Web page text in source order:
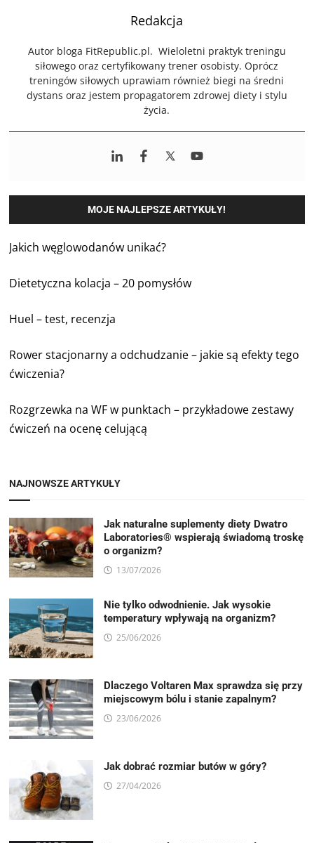
Redakcja
Autor bloga FitRepublic.pl. Wieloletni praktyk treningu
siłowego oraz certyfikowany trener osobisty. Oprócz
treningów siłowych uprawiam również biegi na średni
dystans oraz jestem propagatorem zdrowej diety i stylu
życia.
MOJE NAJLEPSZE ARTYKUŁY!
Jakich węglowodanów unikać?
Dietetyczna kolacja – 20 pomysłów
Huel – test, recenzja
Rower stacjonarny a odchudzanie – jakie są efekty tego
ćwiczenia?
Rozgrzewka na WF w punktach – przykładowe zestawy
ćwiczeń na ocenę celującą
NAJNOWSZE ARTYKUŁY
Jak naturalne suplementy diety Dwatro
Laboratories® wspierają świadomą troskę
o organizm?
13/07/2026
Nie tylko odwodnienie. Jak wysokie
temperatury wpływają na organizm?
25/06/2026
Dlaczego Voltaren Max sprawdza się przy
miejscowym bólu i stanie zapalnym?
23/06/2026
Jak dobrać rozmiar butów w góry?
27/04/2026